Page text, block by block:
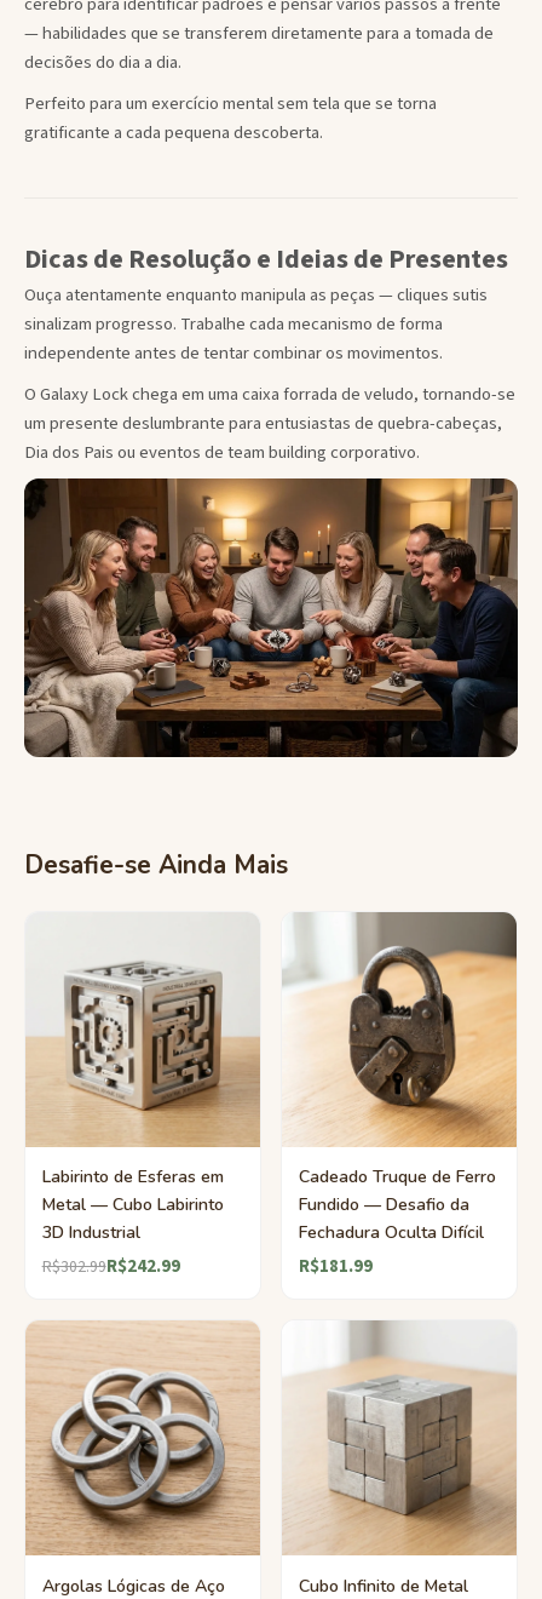
— habilidades que se transferem diretamente para a tomada de
decisões do dia a dia.
Perfeito para um exercício mental sem tela que se torna
gratificante a cada pequena descoberta.
Dicas de Resolução e Ideias de Presentes
Ouça atentamente enquanto manipula as peças — cliques sutis
sinalizam progresso. Trabalhe cada mecanismo de forma
independente antes de tentar combinar os movimentos.
O Galaxy Lock chega em uma caixa forrada de veludo, tornando-se
um presente deslumbrante para entusiastas de quebra-cabeças,
Dia dos Pais ou eventos de team building corporativo.
Desafie-se Ainda Mais
Labirinto de Esferas em
Metal — Cubo Labirinto
3D Industrial
R$302.99R$242.99
Cadeado Truque de Ferro
Fundido — Desafio da
Fechadura Oculta Difícil
R$181.99
Argolas Lógicas de Aço
Cubo Infinito de Metal